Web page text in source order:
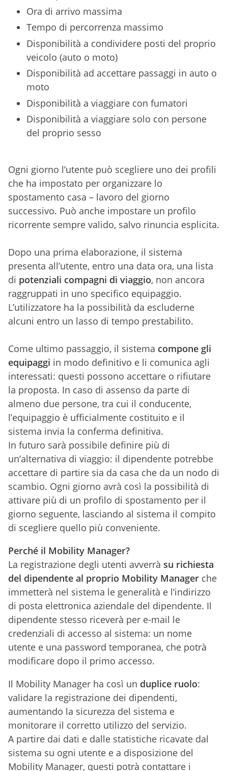
Ora di arrivo massima
Tempo di percorrenza massimo
Disponibilità a condividere posti del proprio
veicolo (auto o moto)
Disponibilità ad accettare passaggi in auto o
moto
Disponibilità a viaggiare con fumatori
Disponibilità a viaggiare solo con persone
del proprio sesso
Ogni giorno l’utente può scegliere uno dei profili
che ha impostato per organizzare lo
spostamento casa – lavoro del giorno
successivo. Può anche impostare un profilo
ricorrente sempre valido, salvo rinuncia esplicita.
Dopo una prima elaborazione, il sistema
presenta all’utente, entro una data ora, una lista
di potenziali compagni di viaggio, non ancora
raggruppati in uno specifico equipaggio.
L’utilizzatore ha la possibilità da escluderne
alcuni entro un lasso di tempo prestabilito.
Come ultimo passaggio, il sistema compone gli
equipaggi in modo definitivo e li comunica agli
interessati: questi possono accettare o rifiutare
la proposta. In caso di assenso da parte di
almeno due persone, tra cui il conducente,
l’equipaggio è ufficialmente costituito e il
sistema invia la conferma definitiva.
In futuro sarà possibile definire più di
un’alternativa di viaggio: il dipendente potrebbe
accettare di partire sia da casa che da un nodo di
scambio. Ogni giorno avrà così la possibilità di
attivare più di un profilo di spostamento per il
giorno seguente, lasciando al sistema il compito
di scegliere quello più conveniente.
Perché il Mobility Manager?
La registrazione degli utenti avverrà su richiesta
del dipendente al proprio Mobility Manager che
immetterà nel sistema le generalità e l’indirizzo
di posta elettronica aziendale del dipendente. Il
dipendente stesso riceverà per e-mail le
credenziali di accesso al sistema: un nome
utente e una password temporanea, che potrà
modificare dopo il primo accesso.
Il Mobility Manager ha così un duplice ruolo:
validare la registrazione dei dipendenti,
aumentando la sicurezza del sistema e
monitorare il corretto utilizzo del servizio.
A partire dai dati e dalle statistiche ricavate dal
sistema su ogni utente e a disposizione del
Mobility Manager, questi potrà contattare i